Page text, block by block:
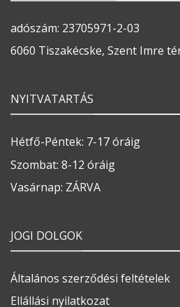
adószám: 23705971-2-03
6060 Tiszakécske, Szent Imre
NYITVATARTÁS
Hétfő-Péntek: 7-17 óráig
Szombat: 8-12 óráig
Vasárnap: ZÁRVA
JOGI DOLGOK
Általános szerződési feltételek
Ellállási nyilatkozat